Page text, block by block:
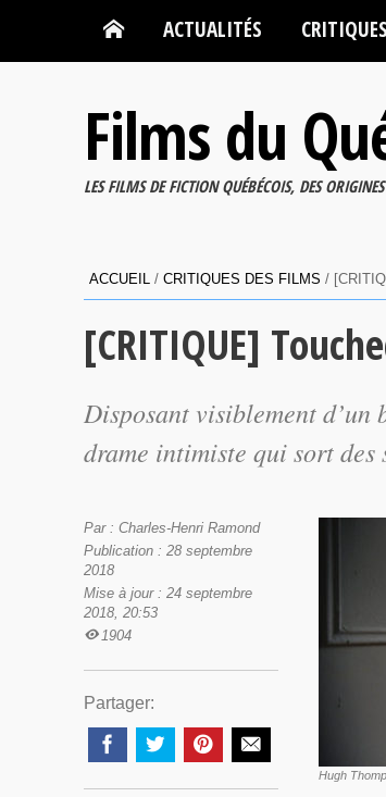
ACTUALITÉS CRITIQUES
Films du
LES FILMS DE FICTION QUÉBÉCOIS, DES
ACCUEIL / CRITIQUES DES FILMS /
[CRITIQUE]
Disposant visiblement
drame intimiste qui sort des
Hugh
Par : Charles-Henri Ramond
Publication : 28 septembre
2018
Mise à jour : 24 septembre
2018, 20:53
1904
Partager: